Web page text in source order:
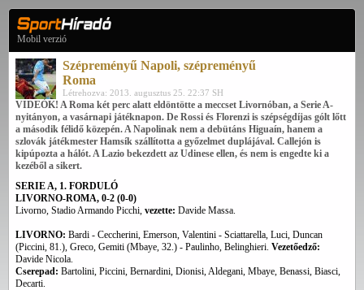
Mobil verzió
Szépreményű Napoli, szépreményű
Roma
Létrehozva: 2013. augusztus 25. 22:37 SH
VIDEÓK! A Roma két perc alatt eldöntötte a meccset Livornóban, a Serie A-
nyitányon, a vasárnapi játéknapon. De Rossi és Florenzi is szépségdíjas gólt lőtt
a második félidő közepén. A Napolinak nem a debütáns Higuaín, hanem a
szlovák játékmester Hamsík szállította a győzelmet duplájával. Callejón is
kipúpozta a hálót. A Lazio bekezdett az Udinese ellen, és nem is engedte ki a
kezéből a sikert.
SERIE A, 1. FORDULÓ
LIVORNO-ROMA, 0-2 (0-0)
Livorno, Stadio Armando Picchi, vezette: Davide Massa.
LIVORNO: Bardi - Ceccherini, Emerson, Valentini - Sciattarella, Luci, Duncan
(Piccini, 81.), Greco, Gemiti (Mbaye, 32.) - Paulinho, Belinghieri. Vezetőedző:
Davide Nicola.
Cserepad: Bartolini, Piccini, Bernardini, Dionisi, Aldegani, Mbaye, Benassi, Biasci,
Decarti.